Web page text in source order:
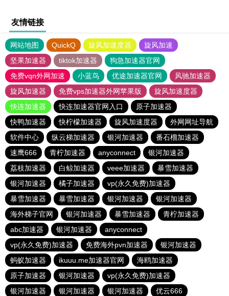
友情链接
网站地图 QuickQ 旋风加速度器
旋风加速
坚果加速器
tiktok加速器
狗急加速器官网
免费vqn外网加速
小蓝鸟 优途加速器官网
风驰加速器
旋风加速器
免费vps加速器外网苹果版
旋风加速度器
快连加速器
快连加速器官网入口
原子加速器
快鸭加速器
快柠檬加速器 旋风加速度器
外网网址导航
软件中心
纵云梯加速器 银河加速器
番石榴加速器
速鹰666
青柠加速器 anyconnect
银河加速器
荔枝加速器
白鲸加速器 veee加速器
暴雪加速器
银河加速器
橘子加速器
vp(永久免费)加速器
暴雪加速器
暴雪加速器 银河加速器
银河加速器
海外梯子官网
银河加速器 暴雪加速器
青柠加速器
abc加速器
银河加速器
anyconnect
vp(永久免费)加速器
免费海外pvn加速器
银河加速器
蚂蚁加速器
ikuuu.me加速器官网
海鸥加速器
原子加速器
银河加速器
vp(永久免费)加速器
银河加速器
银河加速器 银河加速器 优云666